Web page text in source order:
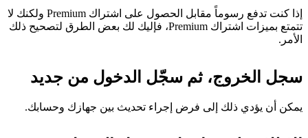
إذا كنت تدفع رسوماً مقابل الحصول على اشتراك Premium ولكنك لا
تتمتع بميزات اشتراك Premium، فإليك لك بعض الطرق لتصحيح ذلك
الأمر.
سجل الخروج، ثم سجّل الدخول من جديد
يمكن أن يؤدي ذلك إلى فرض إجراء تحديث بين جهازك وحسابك.